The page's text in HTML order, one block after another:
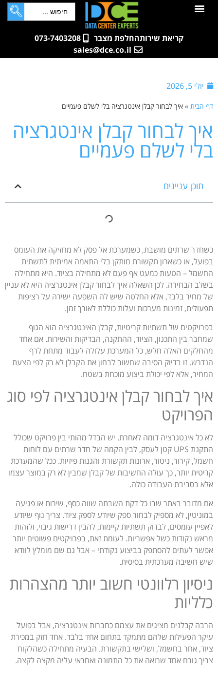
לתוכן
קריאת שירותהחלפת מצבר
073-7403208
sales@dce.co.il
יולי 5, 2026
דף הבית » איך לבחור קבלן אינטגרציה בלי לשלם פעמיים
איך לבחור קבלן אינטגרציה
בלי לשלם פעמיים
תוכן עניינים
כשחדר שרתים מושבת, כשמערכת אל פסק לא מחזיקה את העומס
בפועל, או כשארון תקשורת מותקן בלי התאמה אמיתית לתשתית
החשמל – הטעות כמעט אף פעם לא מתחילה בציוד. היא מתחילה
בשלב הבחירה. לכן השאלה איך לבחור קבלן אינטגרציה היא לא עניין
של מחיר בלבד, אלא החלטה שיש לה השפעה ישירה על רציפות
תפעולית, זמינות מערכות ועלות כוללת לאורך זמן.
בפרויקטים של תשתיות קריטיות, קבלן האינטגרציה הוא הגוף
שמחבר בין התכנון, הציוד, ההתקנה, הבדיקות והשירות. אם אחד
מהחלקים האלה חלש, כל המערכת עלולה לעבוד מתחת לרף
הנדרש. זו בדיוק הסיבה שחשוב לבחון את הקבלן לא רק לפי הצעת
המחיר, אלא לפי יכולת ביצוע מוכחת בשטח.
איך לבחור קבלן אינטגרציה לפי סוג
הפרויקט
לא כל אינטגרציה דומה לאחרת. יש הבדל מהותי בין פרויקט שכולל
התקנת UPS קטן לעסק, לבין הקמה של חדר שרתים עם לוחות
חשמל, קירור, ניטור, ארונות תקשורת והגנות פיזיות. ככל שהמערכת
קריטית יותר, כך עולה החשיבות של קבלן שמבין לא רק במוצר עצמו
אלא בסביבת העבודה כולה.
אם מדובר באתר שבו כל דקת השבתה שווה כסף, שירות או פגיעה
במוניטין, לא מספיק לבחור ספק שיודע לספק ציוד. צריך גוף שיודע
לאפיין עומסים, לבדוק תשתיות קיימות, להבין דרישות גיבוי, ולזהות
מראש נקודות כשל אפשריות. לעומת זאת, בפרויקטים פשוטים יותר
אפשר לעתים להסתפק בביצוע נקודתי – אבל גם שם מומלץ לוודא
שיש חשיבה מערכתית בסיסית.
ניסיון רלוונטי חשוב יותר מהצהרות
כלליות
הרבה קבלנים מציגים את עצמם כחברות אינטגרציה, אבל בפועל
עיקר הפעילות שלהם מתמקד בתחום אחד בלבד. אחד חזק במכירת
ציוד, אחר בחשמל, ושלישי בתקשורת. הבעיה מתחילה כשהלקוח
צריך גורם אחד שרואה את כל התמונה ואחראי עליה מקצה לקצה.